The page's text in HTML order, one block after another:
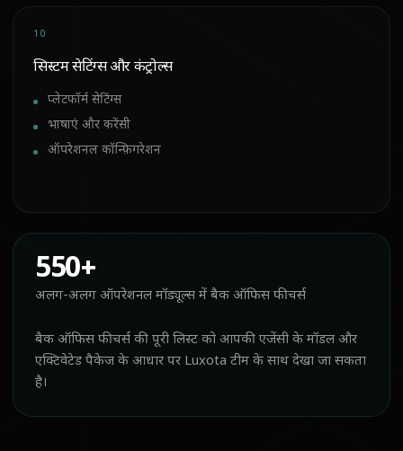
10
सिस्टम सेटिंग्स और कंट्रोल्स
प्लेटफॉर्म सेटिंग्स
भाषाएं और करेंसी
ऑपरेशनल कॉन्फ़िगरेशन
550+
अलग-अलग ऑपरेशनल मॉड्यूल्स में बैक ऑफिस फीचर्स
बैक ऑफिस फीचर्स की पूरी लिस्ट को आपकी एजेंसी के मॉडल और
एक्टिवेटेड पैकेज के आधार पर Luxota टीम के साथ देखा जा सकता
है।